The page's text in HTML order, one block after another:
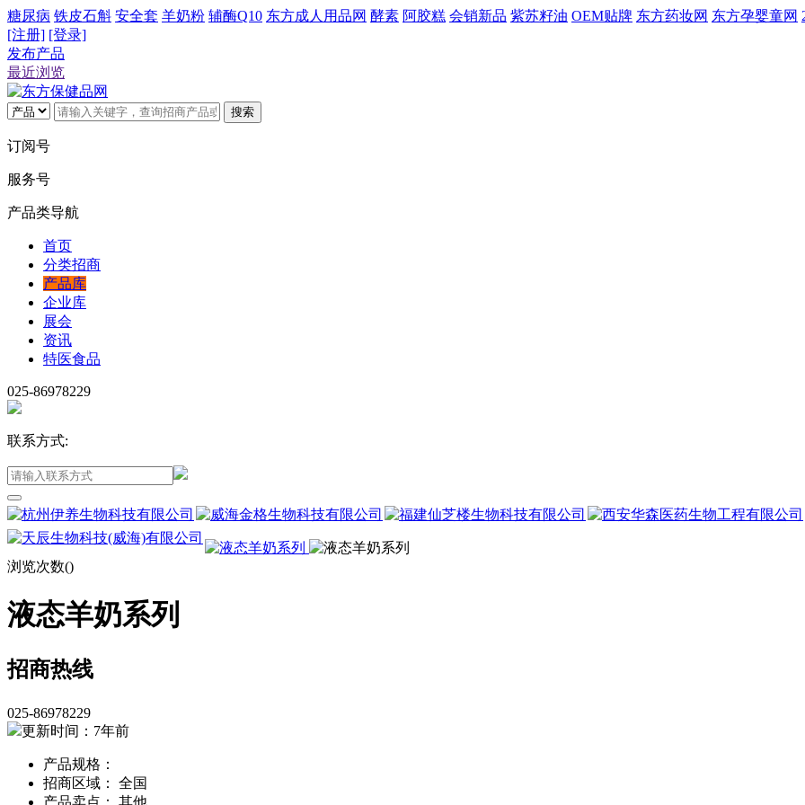
糖尿病 铁皮石斛 安全套 羊奶粉 辅酶Q10 东方成人用品网 酵素 阿胶糕 会销新品 紫苏籽油 OEM贴牌 东方药妆网 东方孕婴童网
[注册] [登录]
发布产品
最近浏览
搜索
订阅号
服务号
产品类导航
首页
分类招商
产品库
企业库
展会
资讯
特医食品
025-86978229
联系方式:
浏览次数()
液态羊奶系列
招商热线
025-86978229
更新时间：7年前
产品规格：
招商区域： 全国
产品卖点： 其他